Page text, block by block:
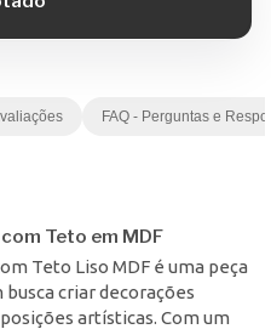
FAQ - Perguntas e
Teto em MDF
Teto Liso MDF é uma peça
criar decorações
artísticas. Com um